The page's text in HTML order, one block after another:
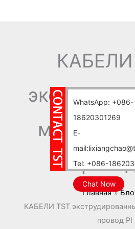
WhatsApp: +086-
18620301269
E-
Tel: +086-
Chat Now
КАБЕЛИ
медный
Главная
КАБЕЛИ TST
провод PI